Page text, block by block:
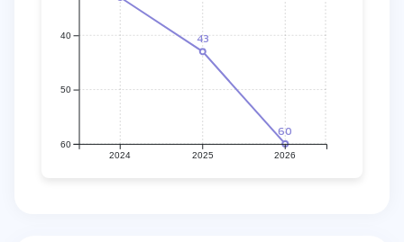
43
60
2024 2025 2026
60
50
40